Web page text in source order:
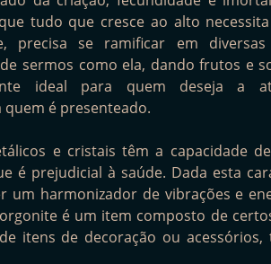
tudo que cresce ao alto
precisa se ramificar em diversas
sermos como ela, dando frutos e
ideal para quem deseja a
é presenteado.
e cristais têm a capacidade
é prejudicial à saúde. Dada esta
um harmonizador de vibrações e
é um item composto de
itens de decoração ou acessórios,